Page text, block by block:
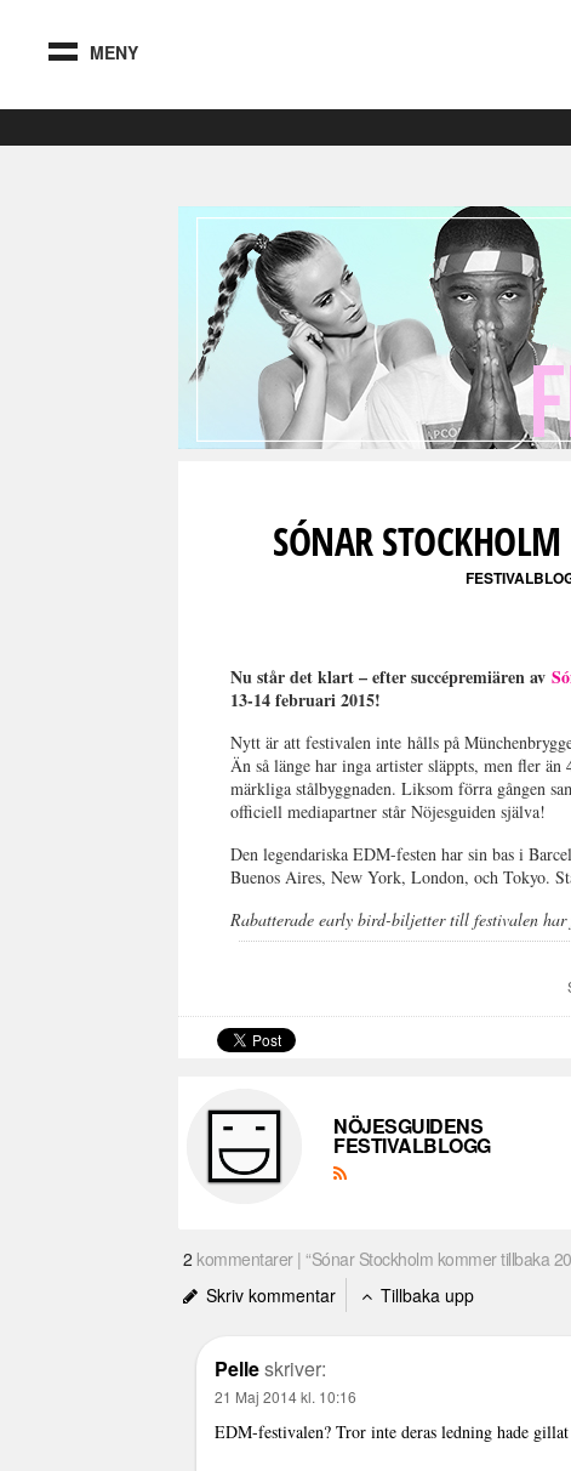
MENY
SÓNAR
Nu står det klart – efter succépremiären av
13-14 februari 2015!
Nytt är att festivalen inte hålls på
Än så länge har inga artister släppts, men fler
märkliga stålbyggnaden. Liksom förra gången
officiell mediapartner står Nöjesguiden själva!
Den legendariska EDM-festen har sin bas i
Buenos Aires, New York, London, och Tokyo.
Rabatterade early bird-biljetter till festivalen
NÖJESGUIDENS
FESTIVALBLOGG
2 kommentarer | “Sónar Stockholm kommer tillbaka
Skriv kommentar
Tillbaka upp
Pelleskriver:
21 Maj 2014 kl. 10:16
EDM-festivalen? Tror inte deras ledning hade